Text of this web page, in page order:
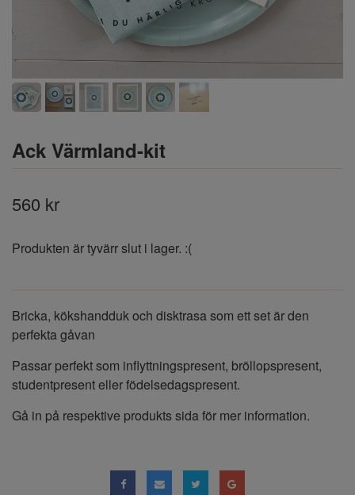
Ack Värmland-kit
560 kr
Produkten är tyvärr slut i lager. :(
Bricka, kökshandduk och disktrasa som ett set är den
perfekta gåvan
Passar perfekt som inflyttningspresent, bröllopspresent,
studentpresent eller födelsedagspresent.
Gå in på respektive produkts sida för mer information.